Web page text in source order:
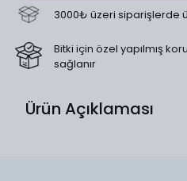
3000₺ üzeri siparişlerde
Bitki için özel yapılmış
sağlanır
Ürün Açıklaması